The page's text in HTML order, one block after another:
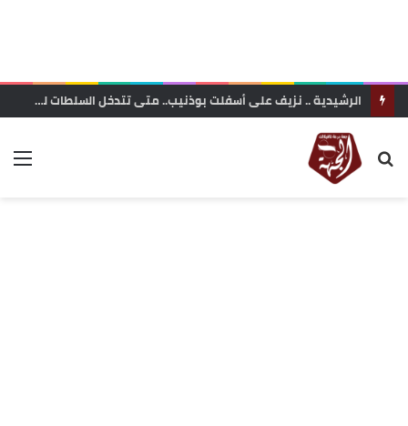
الرشيدية .. نزيف على أسفلت بوذنيب.. متى تتدخل السلطات لوقف حوادث السير ؟